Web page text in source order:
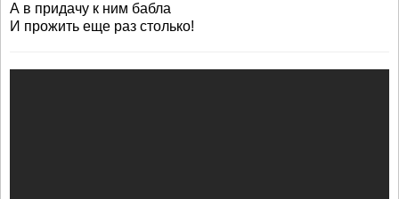
А в придачу к ним бабла
И прожить еще раз столько!